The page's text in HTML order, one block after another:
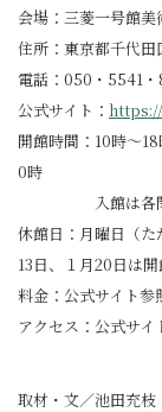
会場：三菱一号館美
住所：東京都千代田
電話：050・5541・
公式サイト：
開館時間：10時～
0時
入館は各閉
休館日：月曜日（た
13日、１月20日は
料金：公式サイト参
アクセス：公式サイ
取材・文／池田充枝